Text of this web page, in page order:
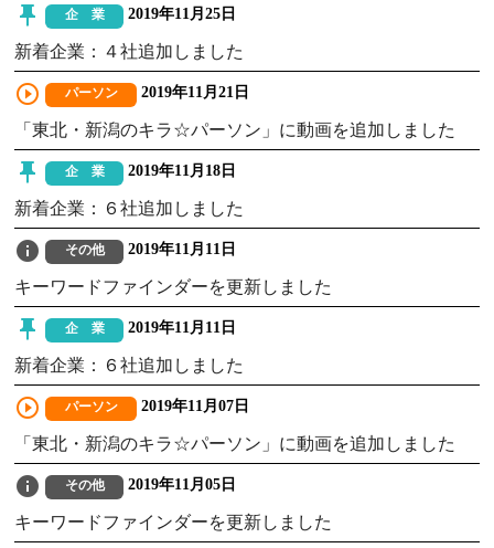
push_pin 企 業 2019年11月25日
新着企業：４社追加しました
play_circle_outline パーソン 2019年11月21日
「東北・新潟のキラ☆パーソン」に動画を追加しました
push_pin 企 業 2019年11月18日
新着企業：６社追加しました
info その他 2019年11月11日
キーワードファインダーを更新しました
push_pin 企 業 2019年11月11日
新着企業：６社追加しました
play_circle_outline パーソン 2019年11月07日
「東北・新潟のキラ☆パーソン」に動画を追加しました
info その他 2019年11月05日
キーワードファインダーを更新しました